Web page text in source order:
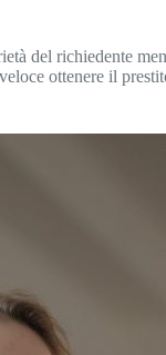
del richiedente
ottenere il